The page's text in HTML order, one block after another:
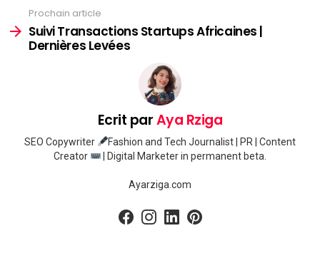
Prochain article
Suivi Transactions Startups Africaines |
Dernières Levées
Ecrit parAya Rziga
SEO Copywriter
Fashion and Tech Journalist | PR | Content
Creator
| Digital Marketer in permanent beta.
Ayarziga.com
facebookinstagram
linkedin